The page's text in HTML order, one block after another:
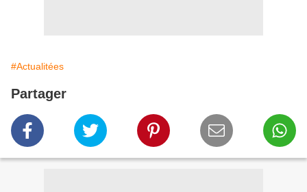
#Actualitées
Partager